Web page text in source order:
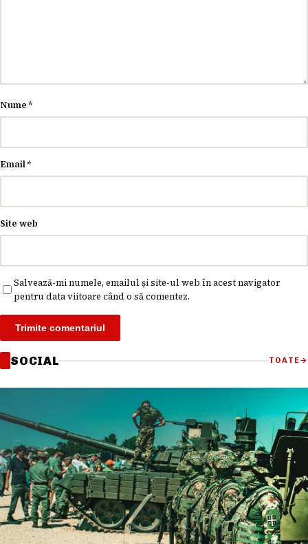
Nume*
Email*
Site web
Salvează-mi numele, emailul și site-ul web în acest navigator
pentru data viitoare când o să comentez.
SOCIAL TOATE→